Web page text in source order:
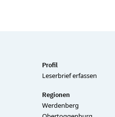
Profil
Leserbrief erfassen
Regionen
Werdenberg